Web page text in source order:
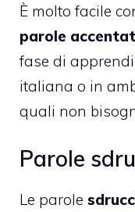
È molto facile
parole
fase di
italiana o in
quali non
Parole
Le parole